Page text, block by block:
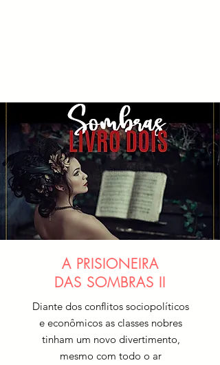
A PRISIONEIRA
DAS SOMBRAS II
Diante dos conflitos sociopolíticos
e econômicos as classes nobres
tinham um novo divertimento,
mesmo com todo o ar